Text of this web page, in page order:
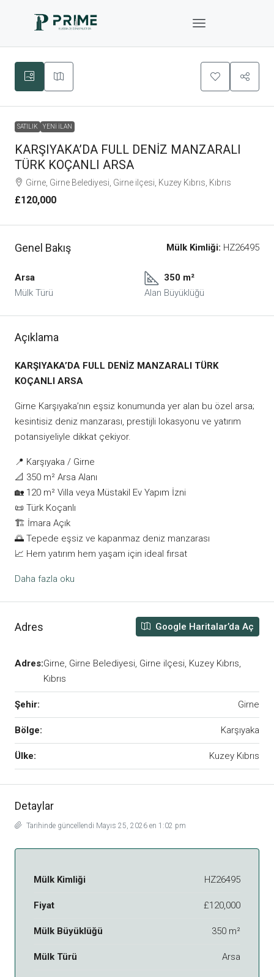
SATILIK YENI İLAN
KARŞIYAKA’DA FULL DENİZ MANZARALI
TÜRK KOÇANLI ARSA
Girne, Girne Belediyesi, Girne ilçesi, Kuzey Kıbrıs, Kıbrıs
£120,000
Genel Bakış Mülk Kimliği: HZ26495
Arsa
Mülk Türü
350 m²
Alan Büyüklüğü
Açıklama
KARŞIYAKA’DA FULL DENİZ MANZARALI TÜRK
KOÇANLI ARSA
Girne Karşıyaka’nın eşsiz konumunda yer alan bu özel arsa;
kesintisiz deniz manzarası, prestijli lokasyonu ve yatırım
potansiyeliyle dikkat çekiyor.
📍 Karşıyaka / Girne
📐 350 m² Arsa Alanı
🏡 120 m² Villa veya Müstakil Ev Yapım İzni
📜 Türk Koçanlı
🏗️ İmara Açık
🌅 Tepede eşsiz ve kapanmaz deniz manzarası
📈 Hem yatırım hem yaşam için ideal fırsat
Daha fazla oku
Adres Google Haritalar’da Aç
Adres:Girne, Girne Belediyesi, Girne ilçesi, Kuzey Kıbrıs,
Kıbrıs
Şehir: Girne
Bölge: Karşıyaka
Ülke: Kuzey Kıbrıs
Detaylar
Tarihinde güncellendi Mayıs 25, 2026 en 1:02 pm
Mülk Kimliği HZ26495
Fiyat £120,000
Mülk Büyüklüğü 350 m²
Mülk Türü Arsa